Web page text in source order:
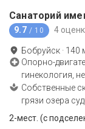
Санаторий
9.7 / 10 4
Бобруйск · 140
Опорно-
гинекология,
Собственные
грязи озера
2-мест. (с